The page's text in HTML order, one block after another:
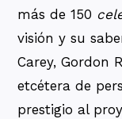
más de 150
visión y su
Carey, Gordon
etcétera de
prestigio al